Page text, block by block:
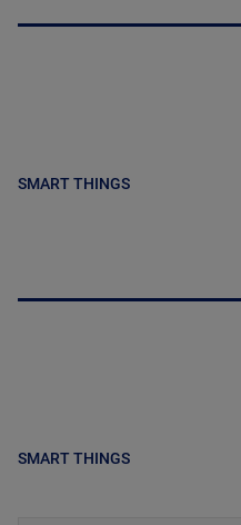
SMART THINGS
SMART THINGS